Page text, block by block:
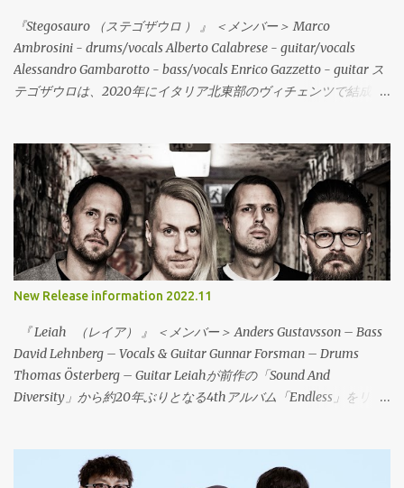
『Stegosauro （ステゴザウロ ） 』 ＜メンバー＞ Marco
Ambrosini - drums/vocals Alberto Calabrese - guitar/vocals
Alessandro Gambarotto - bass/vocals Enrico Gazzetto - guitar ス
テゴザウロは、2020年にイタリア北東部のヴィチェンツで結成さ
るメンバーが友人を通じて知り合って活動を開始。今作は、デビ
ューEPの6曲入りで、すでにデジタルでは配信されて注目を集めて
いる。レコードは、イタリアのValerian SwingやDAGS!などのリリ
ースや来日を一緒にサポートした、To Lose La Trackとの共同でリ
リース！CDやカセットテープもリリースされ、地元のローカルレ
ーベル（Dischi Decenti / Longrail / È Un Brutto Posto Dove Vivere
/ Troppistruzzi / 1a0）が共同でリリース。まさに、ダークホース
す存在になるであろう。彼らは、MidWest Emoやマスロックなど
の影響を公言していることもあり、CAP‘N JAZZ～AMERICAN
FOOTBALL～ALGERNON CADWALLADER～SNOWINGと引き継が
れてきたサウンドが、今このバンドによって鳴らされている。冒
ロングでMidwest Emoの新時代を切り開く！ Stegosauro -
「EP」 01.Jap'n Cazz 02.Squalo 03.Van Houten 04.Tangram
New Release information 2022.11
『 Leiah （レイア） 』 ＜メンバー＞ Anders Gustavsson – Bass
David Lehnberg – Vocals & Guitar Gunnar Forsman – Drums
Thomas Österberg – Guitar Leiahが前作の「Sound And
Diversity」から約20年ぶりとなる4thアルバム「Endless」をリリ
2018年から、オフィシャルのInstagram や Facebookでバンドがス
タジオで新曲の制作を行っていることを告知して話題となった。